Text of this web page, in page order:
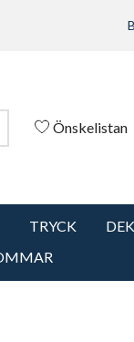
Önskelistan
TRYCK